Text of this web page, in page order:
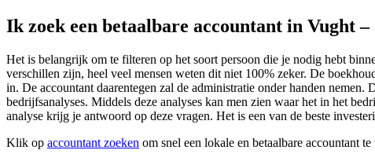
Ik zoek een betaalbare accountant in Vught
Het is belangrijk om te filteren op het soort persoon die je nodig hebt
verschillen zijn, heel veel mensen weten dit niet 100% zeker. De
in. De accountant daarentegen zal de administratie onder handen
bedrijfsanalyses. Middels deze analyses kan men zien waar het in het
analyse krijg je antwoord op deze vragen. Het is een van de beste
Klik op accountant zoeken om snel een lokale en betaalbare accountant